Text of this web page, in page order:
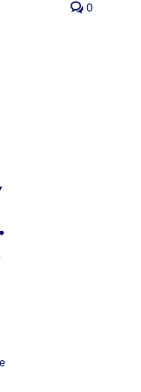
0